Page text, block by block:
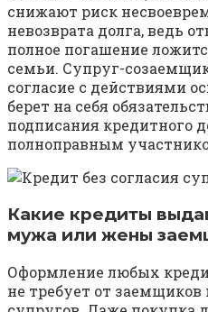
снижают риск
невозврата долга, ведь
полное погашение
семьи. Супруг-
согласие с действиями
берет на себя
подписания кредитного
полноправным
Какие кредиты
мужа или жены
Оформление любых
не требует от заемщиков